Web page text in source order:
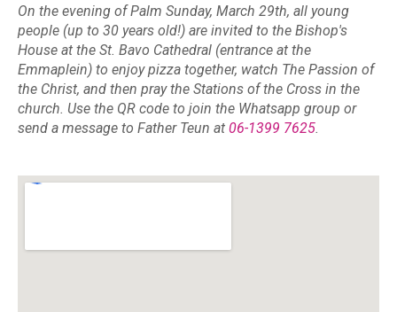
On the evening of Palm Sunday, March 29th, all young
people (up to 30 years old!) are invited to the Bishop's
House at the St. Bavo Cathedral (entrance at the
Emmaplein) to enjoy pizza together, watch The Passion of
the Christ, and then pray the Stations of the Cross in the
church. Use the QR code to join the Whatsapp group or
send a message to Father Teun at 06-1399 7625.